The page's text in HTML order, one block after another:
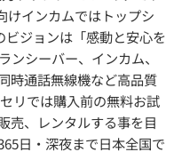
けインカムではトップシ
ビジョンは「感動と安心を
ンシーバー、インカム、
時通話無線機など高品質
リでは購入前の無料お試
売、レンタルする事を目
日・深夜まで日本全国で